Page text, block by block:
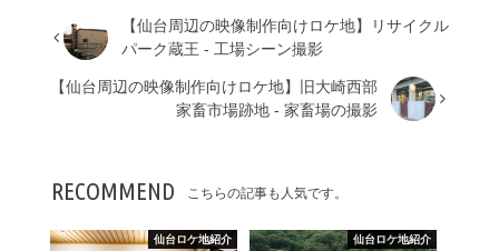
【仙台周辺の映像制作向けロケ地】リサイクル
パーク蔵王 - 工場シーン撮影
【仙台周辺の映像制作向けロケ地】旧大崎西部
家畜市場跡地 - 家畜場の撮影
RECOMMEND こちらの記事も人気です。
仙台ロケ地紹介 仙台ロケ地紹介